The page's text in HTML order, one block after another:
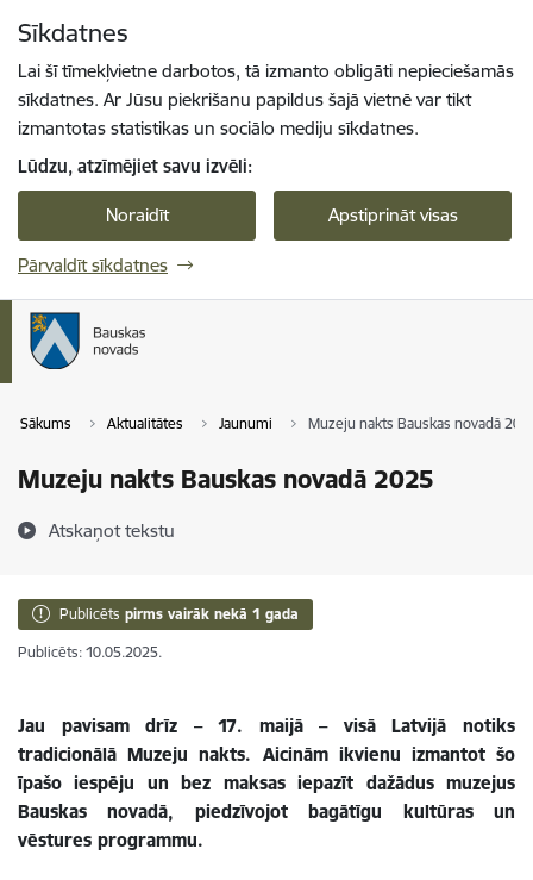
Sīkdatnes
Lai šī tīmekļvietne darbotos, tā izmanto obligāti nepieciešamās
sīkdatnes. Ar Jūsu piekrišanu papildus šajā vietnē var tikt
izmantotas statistikas un sociālo mediju sīkdatnes.
Lūdzu, atzīmējiet savu izvēli:
Noraidīt Apstiprināt visas
Pārvaldīt sīkdatnes
Sākums Aktualitātes Jaunumi Muzeju nakts Bauskas novadā
Muzeju nakts Bauskas novadā 2025
Atskaņot tekstu
Publicēts pirms vairāk nekā 1 gada
Publicēts: 10.05.2025.
Jau pavisam drīz – 17. maijā – visā Latvijā notiks
tradicionālā Muzeju nakts. Aicinām ikvienu izmantot šo
īpašo iespēju un bez maksas iepazīt dažādus muzejus
Bauskas novadā, piedzīvojot bagātīgu kultūras un
vēstures programmu.